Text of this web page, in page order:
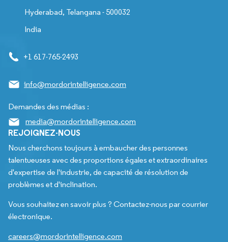
Hyderabad, Telangana - 500032
India
+1 617-765-2493
info@mordorintelligence.com
Demandes des médias :
media@mordorintelligence.com
REJOIGNEZ-NOUS
Nous cherchons toujours à embaucher des personnes
talentueuses avec des proportions égales et extraordinaires
d'expertise de l'industrie, de capacité de résolution de
problèmes et d'inclination.
Vous souhaitez en savoir plus ? Contactez-nous par courrier
électronique.
careers@mordorintelligence.com